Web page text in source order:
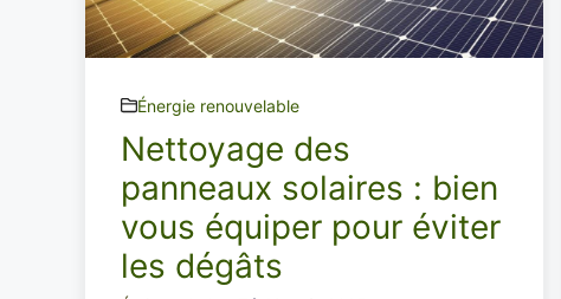
Énergie renouvelable
Nettoyage des
panneaux solaires : bien
vous équiper pour éviter
les dégâts